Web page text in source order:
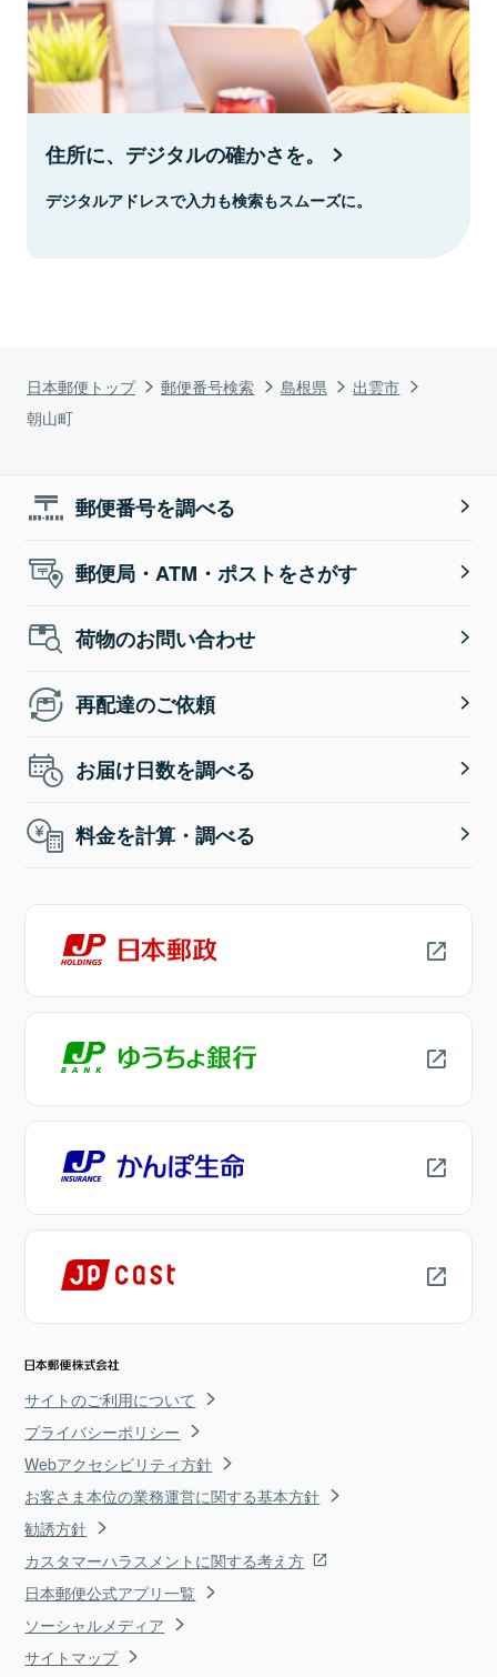
日本郵便トップ 郵便番号検索 島根県
出雲市
朝山町
住所に、デジタルの確かさを。
デジタルアドレスで入力も検索もスムーズに。
郵便番号を調べる
郵便局・ATM・ポストをさがす
荷物のお問い合わせ
再配達のご依頼
お届け日数を調べる
料金を計算・調べる
サイトのご利用について
プライバシーポリシー
Webアクセシビリティ方針
お客さま本位の業務運営に関する基本方針
勧誘方針
カスタマーハラスメントに関する考え方
日本郵便公式アプリ一覧
ソーシャルメディア
サイトマップ